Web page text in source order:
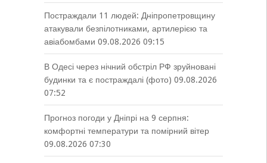
Постраждали 11 людей: Дніпропетровщину
атакували безпілотниками, артилерією та
авіабомбами 09.08.2026 09:15
В Одесі через нічний обстріл РФ зруйновані
будинки та є постраждалі (фото) 09.08.2026
07:52
Прогноз погоди у Дніпрі на 9 серпня:
комфортні температури та помірний вітер
09.08.2026 07:30